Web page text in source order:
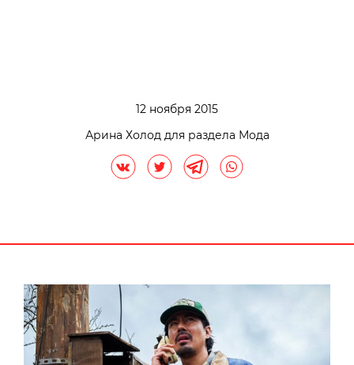
12 ноября 2015
Арина Холод для раздела Мода